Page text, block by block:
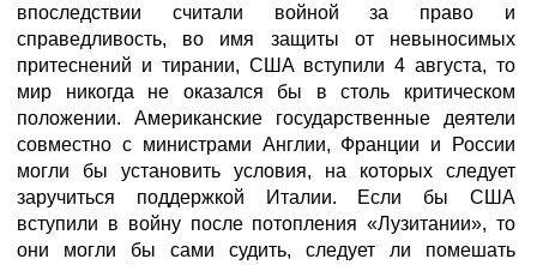
впоследствии считали войной за право и
справедливость, во имя защиты от невыносимых
притеснений и тирании, США вступили 4 августа, то
мир никогда не оказался бы в столь критическом
положении. Американские государственные деятели
совместно с министрами Англии, Франции и России
могли бы установить условия, на которых следует
заручиться поддержкой Италии. Если бы США
вступили в войну после потопления «Лузитании», то
они могли бы сами судить, следует ли помешать